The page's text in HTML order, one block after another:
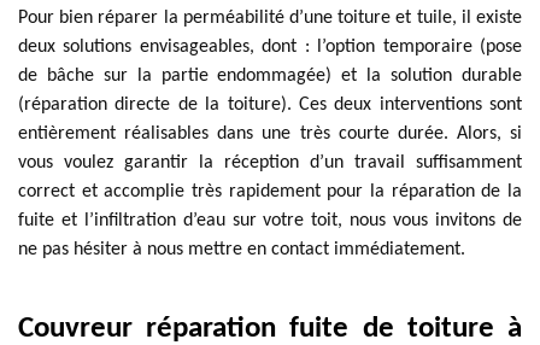
Pour bien réparer la perméabilité d’une toiture et tuile, il existe
deux solutions envisageables, dont : l’option temporaire (pose
de bâche sur la partie endommagée) et la solution durable
(réparation directe de la toiture). Ces deux interventions sont
entièrement réalisables dans une très courte durée. Alors, si
vous voulez garantir la réception d’un travail suffisamment
correct et accomplie très rapidement pour la réparation de la
fuite et l’infiltration d’eau sur votre toit, nous vous invitons de
ne pas hésiter à nous mettre en contact immédiatement.
Couvreur réparation fuite de toiture à